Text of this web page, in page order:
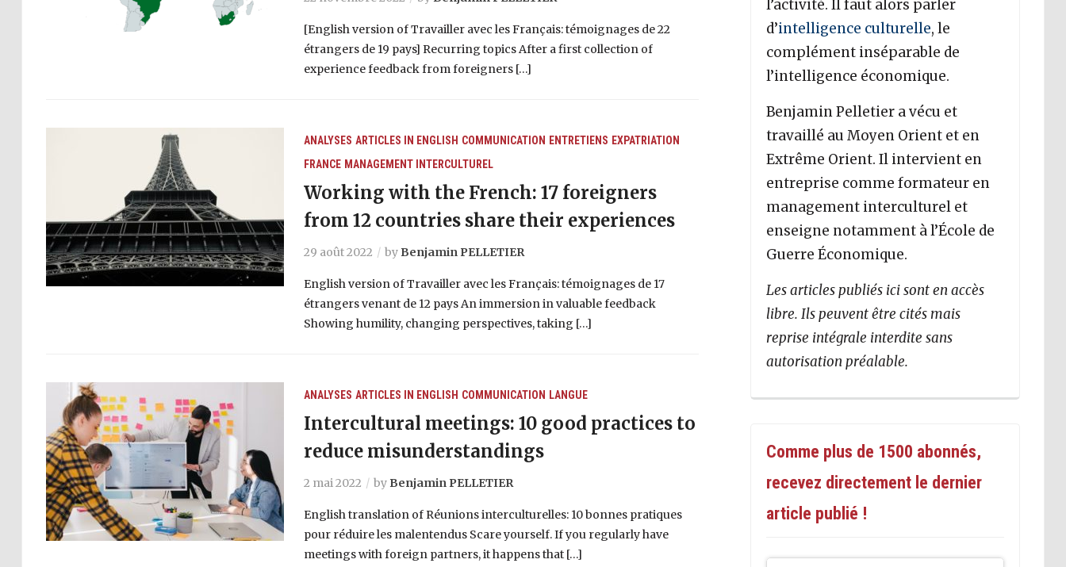
[English version of Travailler avec les Français: témoignages de 22
étrangers de 19 pays] Recurring topics After a first collection of
experience feedback from foreigners […]
ANALYSES ARTICLES IN ENGLISH COMMUNICATION ENTRETIENS EXPATRIATION
FRANCE MANAGEMENT INTERCULTUREL
Working with the French: 17 foreigners
from 12 countries share their experiences
29 août 2022 by Benjamin PELLETIER
English version of Travailler avec les Français: témoignages de 17
étrangers venant de 12 pays An immersion in valuable feedback
Showing humility, changing perspectives, taking […]
ANALYSES ARTICLES IN ENGLISH COMMUNICATION LANGUE
Intercultural meetings: 10 good practices to
reduce misunderstandings
2 mai 2022 by Benjamin PELLETIER
English translation of Réunions interculturelles: 10 bonnes pratiques
pour réduire les malentendus Scare yourself. If you regularly have
meetings with foreign partners, it happens that […]
l’activité. Il faut alors parler
d’intelligence culturelle, le
complément inséparable de
l’intelligence économique.
Benjamin Pelletier a vécu et
travaillé au Moyen Orient et en
Extrême Orient. Il intervient en
entreprise comme formateur en
management interculturel et
enseigne notamment à l’École de
Guerre Économique.
Les articles publiés ici sont en accès
libre. Ils peuvent être cités mais
reprise intégrale interdite sans
autorisation préalable.
Comme plus de 1500 abonnés,
recevez directement le dernier
article publié !